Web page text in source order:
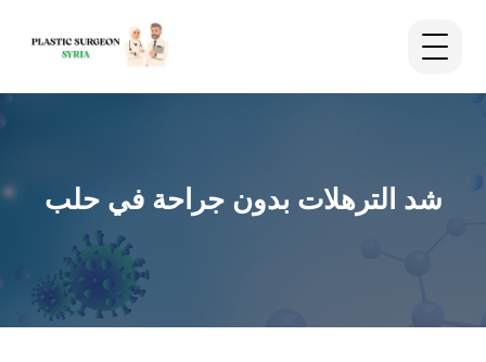
شد الترهلات بدون جراحة في حلب